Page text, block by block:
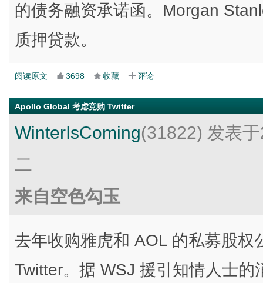
的债务融资承诺函。Morgan
质押贷款。
阅读原文 3698 收藏 评论
Apollo Global 考虑竞购 Twitter
WinterIsComing(31822) 发表
二
来自空色勾玉
去年收购雅虎和 AOL 的私募股
Twitter。据 WSJ 援引知情人士